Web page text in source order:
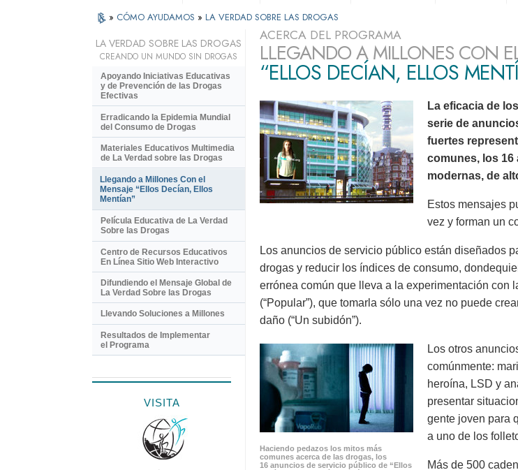
» CÓMO AYUDAMOS » LA VERDAD SOBRE LAS DROGAS
ACERCA DEL PROGRAMA
LLEGANDO A MILLONES CON
“ELLOS DECÍAN, ELLOS
La eficacia de
serie de
fuertes
comunes, los
modernas, de
Estos mensajes
vez y forman un
Los anuncios de servicio público están diseñados
drogas y reducir los índices de consumo,
errónea común que lleva a la experimentación con
(“Popular”), que tomarla sólo una vez no puede
daño (“Un subidón”).
Haciendo pedazos los mitos más
comunes acerca de las drogas, los
16 anuncios de servicio público de “Ellos
Los otros
comúnmente:
heroína, LSD y
presentar
gente joven para
a uno de los
Más de 500
LA VERDAD SOBRE LAS DROGAS
CREANDO UN MUNDO SIN DROGAS
Apoyando Iniciativas Educativas
y de Prevención de las Drogas
Efectivas
Erradicando la Epidemia Mundial
del Consumo de Drogas
Materiales Educativos Multimedia
de La Verdad sobre las Drogas
Llegando a Millones Con el
Mensaje “Ellos Decían, Ellos
Mentían”
Película Educativa de La Verdad
Sobre las Drogas
Centro de Recursos Educativos
En Línea Sitio Web Interactivo
Difundiendo el Mensaje Global de
La Verdad Sobre las Drogas
Llevando Soluciones a Millones
Resultados de Implementar
el Programa
VISITA